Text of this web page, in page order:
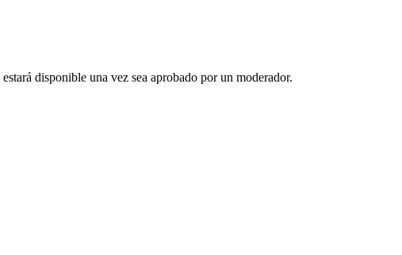
disponible una vez sea aprobado por un moderador.